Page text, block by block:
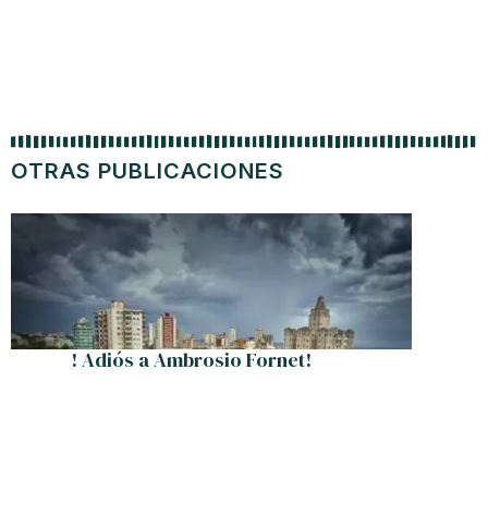
OTRAS PUBLICACIONES
! Adiós a Ambrosio Fornet!